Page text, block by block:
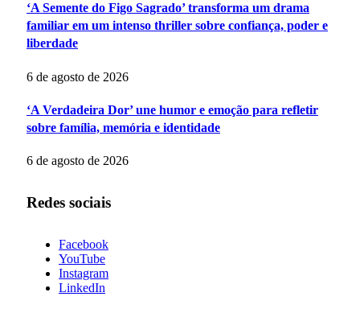
‘A Semente do Figo Sagrado’ transforma um drama
familiar em um intenso thriller sobre confiança, poder e
liberdade
6 de agosto de 2026
‘A Verdadeira Dor’ une humor e emoção para refletir
sobre família, memória e identidade
6 de agosto de 2026
Redes sociais
Facebook
YouTube
Instagram
LinkedIn